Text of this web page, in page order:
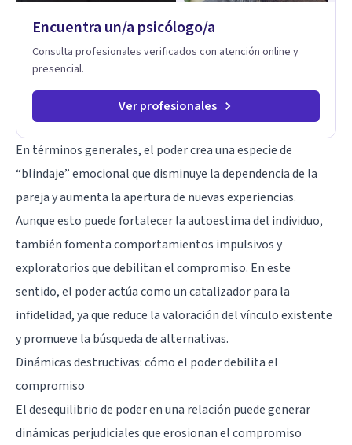
Encuentra un/a psicólogo/a
Consulta profesionales verificados con atención online y
presencial.
Ver profesionales
En términos generales, el poder crea una especie de
“blindaje” emocional que disminuye la dependencia de la
pareja y aumenta la apertura de nuevas experiencias.
Aunque esto puede fortalecer la autoestima del individuo,
también fomenta comportamientos impulsivos y
exploratorios que debilitan el compromiso. En este
sentido, el poder actúa como un catalizador para la
infidelidad, ya que reduce la valoración del vínculo existente
y promueve la búsqueda de alternativas.
Dinámicas destructivas: cómo el poder debilita el
compromiso
El desequilibrio de poder en una relación puede generar
dinámicas perjudiciales que erosionan el compromiso